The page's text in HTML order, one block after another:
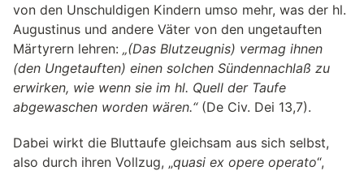
von den Unschuldigen Kindern umso mehr, was der hl.
Augustinus und andere Väter von den ungetauften
Märtyrern lehren: „(Das Blutzeugnis) vermag ihnen
(den Ungetauften) einen solchen Sündennachlaß zu
erwirken, wie wenn sie im hl. Quell der Taufe
abgewaschen worden wären.“(De Civ. Dei 13,7).
Dabei wirkt die Bluttaufe gleichsam aus sich selbst,
also durch ihren Vollzug, „quasi ex opere operato“,